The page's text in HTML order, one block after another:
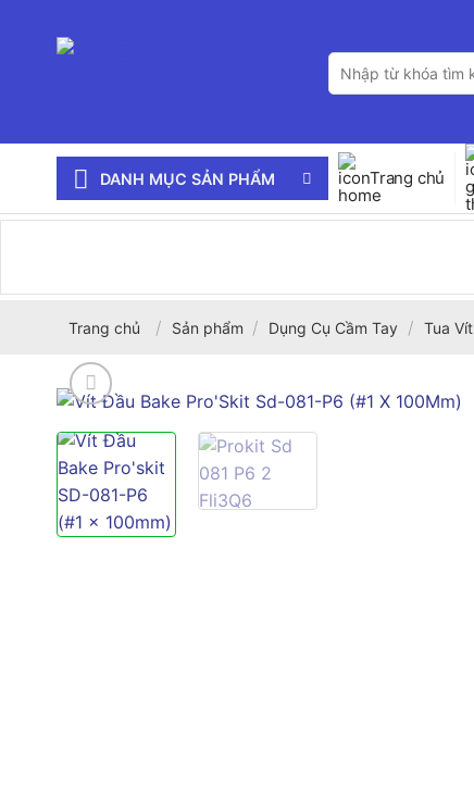
Tìm
kiếm:
DANH MỤC SẢN PHẨM Trang chủ
Trang chủ / Sản phẩm / Dụng Cụ Cầm Tay / Tua Vít